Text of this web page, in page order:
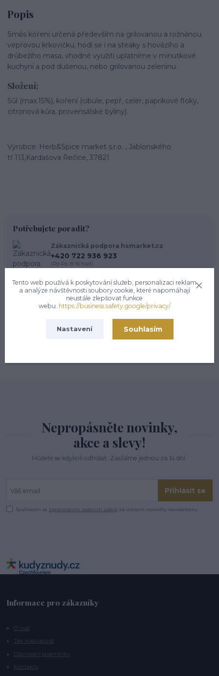
Popis
Směs koření určená především na grilovanou a rožněnou
vepřovou krkovičku, hodí se i na steaky s hovězího a
drůbežího masa, vhodné využití uplatníme v minutkové
kuchyni a pod dušenou, nebo grilovanou zeleninu.
Složení:
Sůl (max.15%), koření (cibule, pepř, celer, paprikové floky,
citronová kůra, provensálské byliny).
Výrobce: Herb&Spice market s.r.o. , Jablonského
tř.113,Kardašova Řečice, 37821
Potřebujete poradit?
Zákaznická podpora hsmarket.cz
+420 722 936 923
(Po-Pá, 8-16 hod.)
Nepropásněte novinky,
akce a slevy!
Můžete se kdykoli odhlásit. Zasíláme jednou za 14 dní.
Přihlásit se
Souhlasím se zpracováním osobních údajů za účelem rozesílky newsletteru.
Informace pro zákazníky
O nás
Jak nakupovat
Obchodní podmínky
Kontakty
Tento web používá k poskytování služeb, personalizaci reklam
a analýze návštěvnosti soubory cookie, které napomáhají
neustále zlepšovat funkce
webu. https://business.safety.google/privacy/
Nastavení Souhlasím